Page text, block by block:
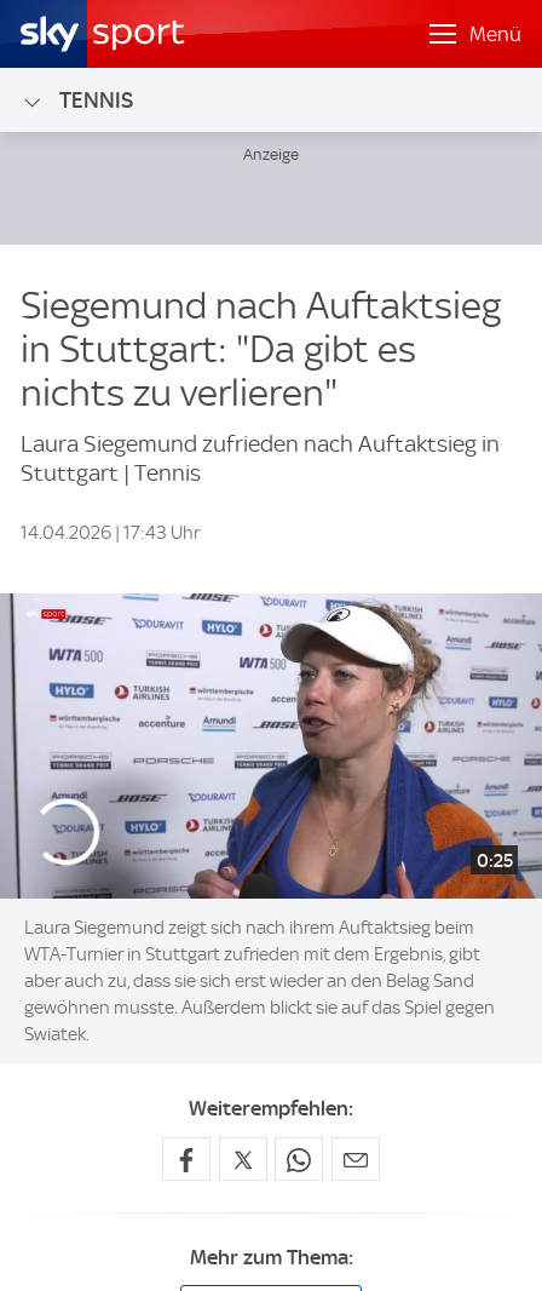
Menü
TENNIS
Siegemund nach Auftaktsieg
in Stuttgart: "Da gibt es
nichts zu verlieren"
Laura Siegemund zufrieden nach Auftaktsieg in
Stuttgart | Tennis
14.04.2026 | 17:43 Uhr
0:25
Laura Siegemund zeigt sich nach ihrem Auftaktsieg beim
WTA-Turnier in Stuttgart zufrieden mit dem Ergebnis, gibt
aber auch zu, dass sie sich erst wieder an den Belag Sand
gewöhnen musste. Außerdem blickt sie auf das Spiel gegen
Swiatek.
Weiterempfehlen:
Mehr zum Thema: